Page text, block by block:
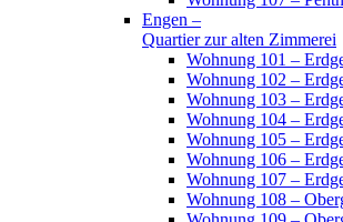
Engen –
Quartier zur alten Zimmerei
Wohnung 101 –
Wohnung 102 –
Wohnung 103 –
Wohnung 104 –
Wohnung 105 –
Wohnung 106 –
Wohnung 107 –
Wohnung 108 –